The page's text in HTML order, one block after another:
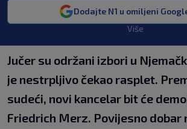
Dodajte N1 u omiljeni
Više
Jučer su održani izbori u
je nestrpljivo čekao rasplet.
sudeći, novi kancelar bit će
Friedrich Merz. Povijesno